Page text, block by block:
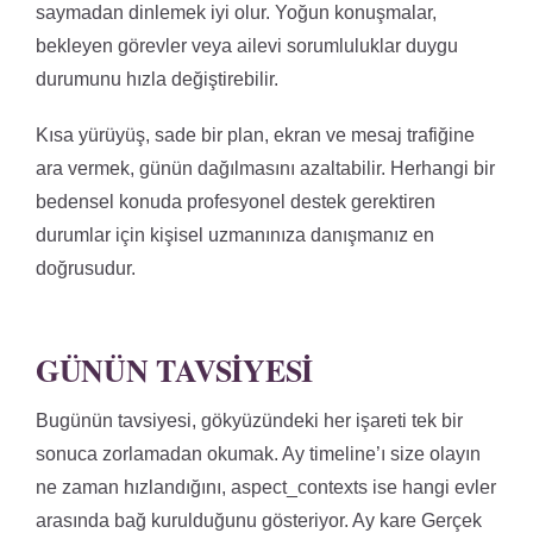
saymadan dinlemek iyi olur. Yoğun konuşmalar,
bekleyen görevler veya ailevi sorumluluklar duygu
durumunu hızla değiştirebilir.
Kısa yürüyüş, sade bir plan, ekran ve mesaj trafiğine
ara vermek, günün dağılmasını azaltabilir. Herhangi bir
bedensel konuda profesyonel destek gerektiren
durumlar için kişisel uzmanınıza danışmanız en
doğrusudur.
GÜNÜN TAVSIYESI
Bugünün tavsiyesi, gökyüzündeki her işareti tek bir
sonuca zorlamadan okumak. Ay timeline’ı size olayın
ne zaman hızlandığını, aspect_contexts ise hangi evler
arasında bağ kurulduğunu gösteriyor. Ay kare Gerçek